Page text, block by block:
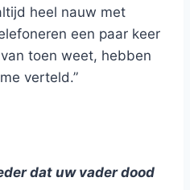
heel nauw met
een paar keer
toen weet, hebben
verteld.”
dat uw vader dood